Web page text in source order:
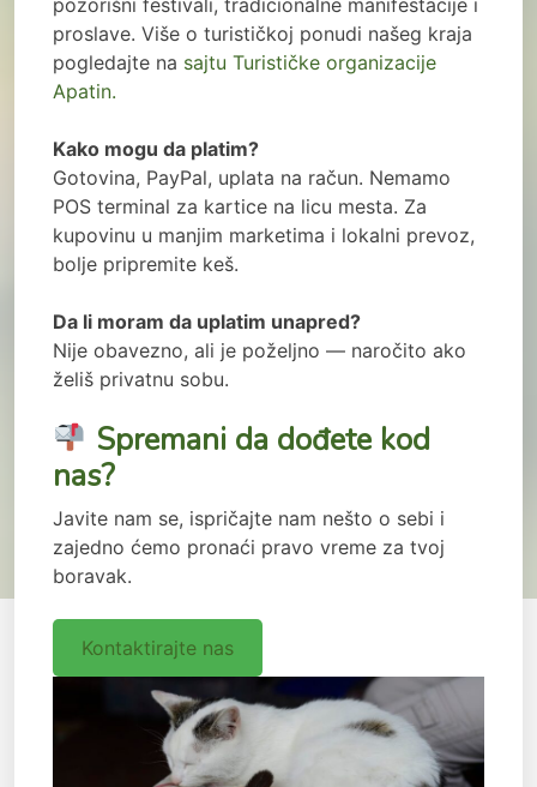
proslave. Više o turističkoj ponudi našeg kraja
pogledajte na sajtu Turističke organizacije
Apatin.
Kako mogu da platim?
Gotovina, PayPal, uplata na račun. Nemamo
POS terminal za kartice na licu mesta. Za
kupovinu u manjim marketima i lokalni prevoz,
bolje pripremite keš.
Da li moram da uplatim unapred?
Nije obavezno, ali je poželjno — naročito ako
želiš privatnu sobu.
Spremani da dođete kod
nas?
Javite nam se, ispričajte nam nešto o sebi i
zajedno ćemo pronaći pravo vreme za tvoj
boravak.
Kontaktirajte nas